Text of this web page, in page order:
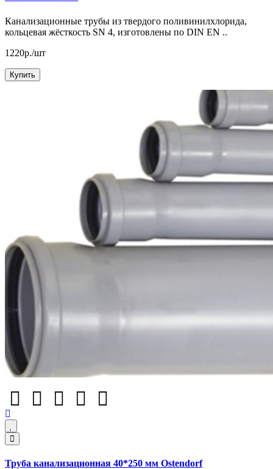
Канализационные трубы из твердого поливинилхлорида,
кольцевая жёсткость SN 4, изготовлены по DIN EN ..
1220р./шт
Купить
Труба канализационная 40*250 мм Ostendorf